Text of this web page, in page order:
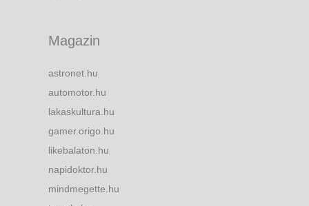
Magazin
astronet.hu
automotor.hu
lakaskultura.hu
gamer.origo.hu
likebalaton.hu
napidoktor.hu
mindmegette.hu